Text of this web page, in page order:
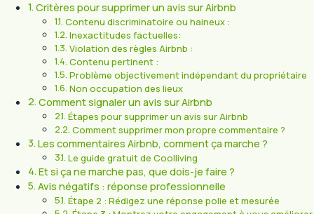
Critères pour supprimer un avis sur Airbnb
Contenu discriminatoire ou haineux :
Inexactitudes factuelles:
Violation des règles Airbnb :
Contenu pertinent :
Problème objectivement indépendant du propriétaire
Non occupation des lieux
Comment signaler un avis sur Airbnb
Étapes pour supprimer un avis sur Airbnb
Comment supprimer mon propre commentaire ?
Les commentaires Airbnb, comment ça marche ?
Le guide gratuit de Coolliving
Et si ça ne marche pas, que dois-je faire ?
Avis négatifs : réponse professionnelle
Étape 2 : Rédigez une réponse polie et mesurée